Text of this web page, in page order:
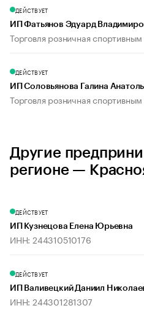
ДЕЙСТВУЕТ
ИП Фатьянов Эдуард
Торговля розничная
ДЕЙСТВУЕТ
ИП Соловьянова Галина
Торговля розничная
Другие
регионе —
ДЕЙСТВУЕТ
ИП Кузнецова Елена Юрьевна
ИНН: 244310510176
ДЕЙСТВУЕТ
ИП Валивецкий Даниил
ИНН: 244301281307